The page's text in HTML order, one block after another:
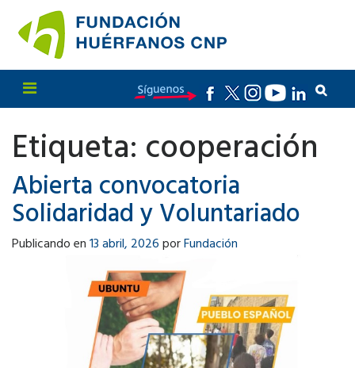
Etiqueta: cooperación
Abierta convocatoria
Solidaridad y Voluntariado
Publicando en13 abril, 2026porFundación